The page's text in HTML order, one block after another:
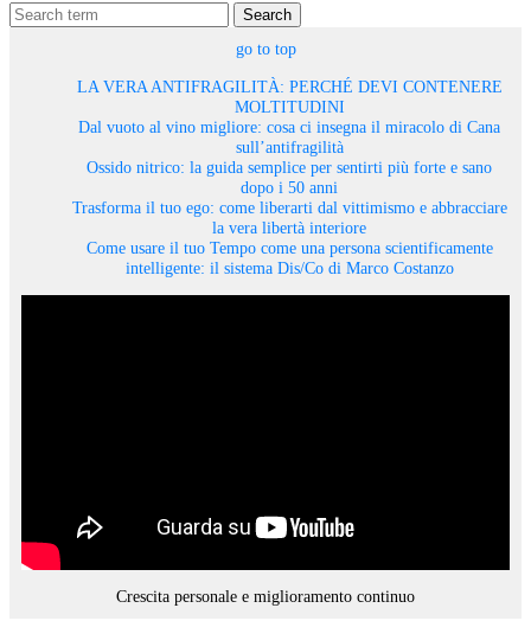
Search
go to top
LA VERA ANTIFRAGILITÀ: PERCHÉ DEVI CONTENERE
MOLTITUDINI
Dal vuoto al vino migliore: cosa ci insegna il miracolo di Cana
sull’antifragilità
Ossido nitrico: la guida semplice per sentirti più forte e sano
dopo i 50 anni
Trasforma il tuo ego: come liberarti dal vittimismo e abbracciare
la vera libertà interiore
Come usare il tuo Tempo come una persona scientificamente
intelligente: il sistema Dis/Co di Marco Costanzo
Crescita personale e miglioramento continuo